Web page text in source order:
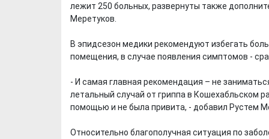
лежит 250 больных, развернуты также
Меретуков.
В эпидсезон медики рекомендуют избегать
помещения, в случае появления симптомов -
- И самая главная рекомендация – не
летальный случай от гриппа в Кошехабльском
помощью и не была привита, - добавил Рустем
Относительно благополучная ситуация по